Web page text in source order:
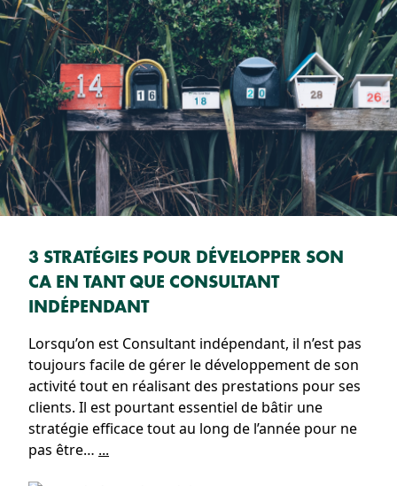
3 STRATÉGIES POUR DÉVELOPPER SON
CA EN TANT QUE CONSULTANT
INDÉPENDANT
Lorsqu’on est Consultant indépendant, il n’est pas
toujours facile de gérer le développement de son
activité tout en réalisant des prestations pour ses
clients. Il est pourtant essentiel de bâtir une
stratégie efficace tout au long de l’année pour ne
pas être… ...